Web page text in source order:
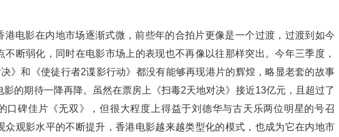
港电影在内地市场逐渐式微，前些年的合拍片更像是一个过渡，过渡到如今
不断弱化，同时在电影市场上的表现也不再像以往那样突出。今年三季度，
决》和《使徒行者2谍影行动》都没有能够再现港片的辉煌，略显老套的故事
影的期待一降再降。虽然在票房上《扫毒2天地对决》接近13亿元，且超过了
口碑佳片《无双》，但很大程度上得益于刘德华与古天乐两位明星的号召
众观影水平的不断提升，香港电影越来越类型化的模式，也成为它在内地市